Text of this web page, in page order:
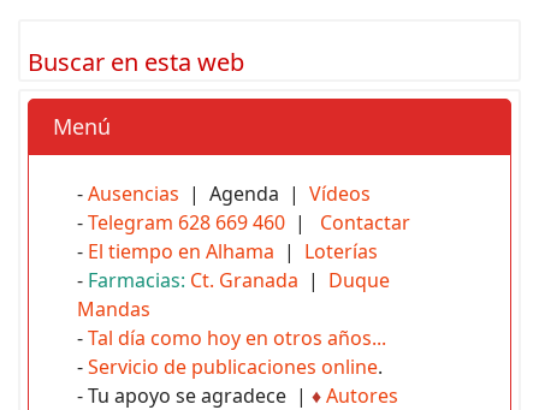
Buscar en esta web
Menú
-Ausencias | Agenda | Vídeos
-Telegram 628 669 460 | Contactar
- El tiempo en Alhama | Loterías
- Farmacias: Ct. Granada | Duque
Mandas
-Tal día como hoy en otros años...
-Servicio de publicaciones online.
- Tu apoyo se agradece | ♦Autores